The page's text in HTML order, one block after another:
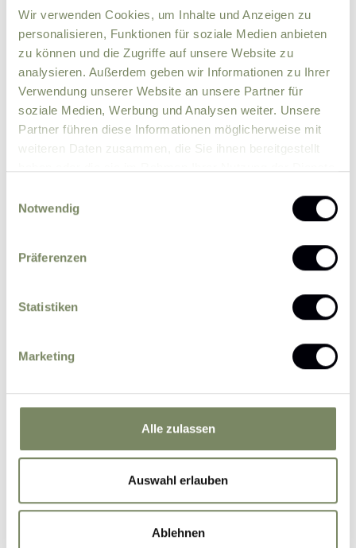
Wir verwenden Cookies, um Inhalte und Anzeigen zu
personalisieren, Funktionen für soziale Medien anbieten
zu können und die Zugriffe auf unsere Website zu
analysieren. Außerdem geben wir Informationen zu Ihrer
Verwendung unserer Website an unsere Partner für
soziale Medien, Werbung und Analysen weiter. Unsere
Partner führen diese Informationen möglicherweise mit
weiteren Daten zusammen, die Sie ihnen bereitgestellt
Notwendig
Präferenzen
Statistiken
Marketing
Alle zulassen
Auswahl erlauben
Ablehnen
Country
Comment
offers by e-mail.
may be processed by the data protection officer
for the purpose of processing my enquiry on the
basis of the consent given by me by sending the
Submit Inquiry